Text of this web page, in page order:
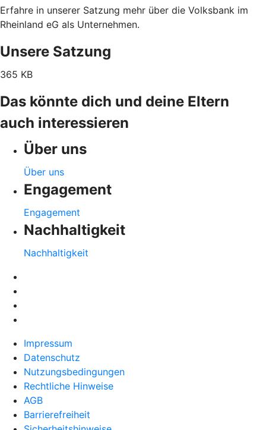
Erfahre in unserer Satzung mehr über die Volksbank im
Rheinland eG als Unternehmen.
Unsere Satzung
365 KB
Das könnte dich und deine Eltern
auch interessieren
Über uns
Über uns
Engagement
Engagement
Nachhaltigkeit
Nachhaltigkeit
Impressum
Datenschutz
Nutzungsbedingungen
Rechtliche Hinweise
AGB
Barrierefreiheit